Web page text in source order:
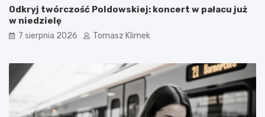
Odkryj twórczość Poldowskiej: koncert w pałacu już
w niedzielę
7 sierpnia 2026 Tomasz Klimek